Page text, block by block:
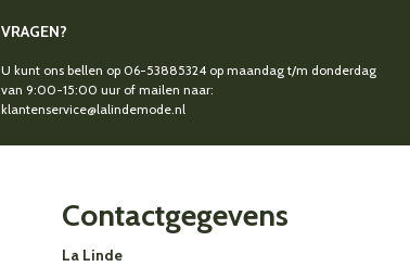
VRAGEN?
U kunt ons bellen op 06-53885324 op maandag t/m donderdag
van 9:00-15:00 uur of mailen naar:
klantenservice@lalindemode.nl
Contactgegevens
La Linde